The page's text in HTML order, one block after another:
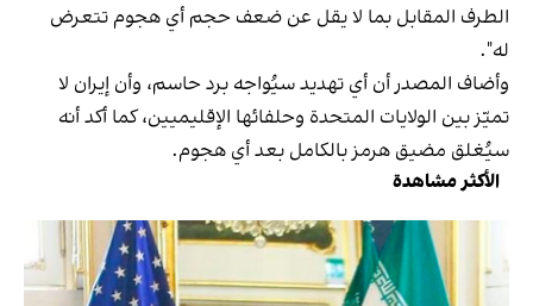
الطرف المقابل بما لا يقل عن ضعف حجم أي هجوم تتعرض
له".
وأضاف المصدر أن أي تهديد سيُواجه برد حاسم، وأن إيران لا
تميّز بين الولايات المتحدة وحلفائها الإقليميين، كما أكد أنه
سيُغلق مضيق هرمز بالكامل بعد أي هجوم.
الأكثر مشاهدة